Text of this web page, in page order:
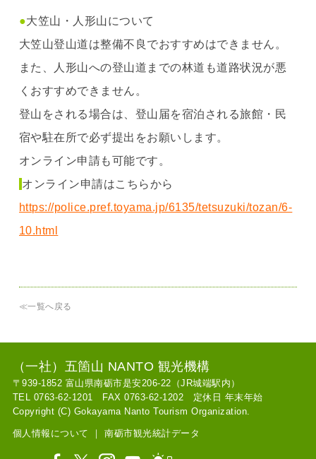
●大笠山・人形山について
大笠山登山道は整備不良でおすすめはできません。
また、人形山への登山道までの林道も道路状況が悪
くおすすめできません。
登山をされる場合は、登山届を宿泊される旅館・民
宿や駐在所で必ず提出をお願いします。
オンライン申請も可能です。
オンライン申請はこちらから
https://police.pref.toyama.jp/6135/tetsuzuki/tozan/6-
10.html
≪一覧へ戻る
（一社）五箇山 NANTO 観光機構
〒939-1852 富山県南砺市是安206-22（JR城端駅内）
TEL 0763-62-1201 FAX 0763-62-1202 定休日 年末年始
Copyright (C) Gokayama Nanto Tourism Organization.
個人情報について ｜南砺市観光統計データ